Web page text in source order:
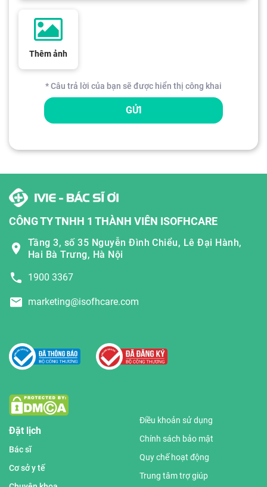
Thêm ảnh
* Câu trả lời của bạn sẽ được hiển thị công khai
GỬI
CÔNG TY TNHH 1 THÀNH VIÊN ISOFHCARE
Tầng 3, số 35 Nguyễn Đình Chiểu, Lê Đại Hành,
Hai Bà Trưng, Hà Nội
1900 3367
marketing@isofhcare.com
Đặt lịch
Bác sĩ
Cơ sở y tế
Điều khoản sử dụng
Chính sách bảo mật
Quy chế hoạt động
Trung tâm trợ giúp